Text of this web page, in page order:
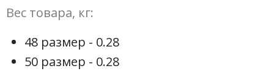
Вес товара, кг:
48 размер - 0.28
50 размер - 0.28